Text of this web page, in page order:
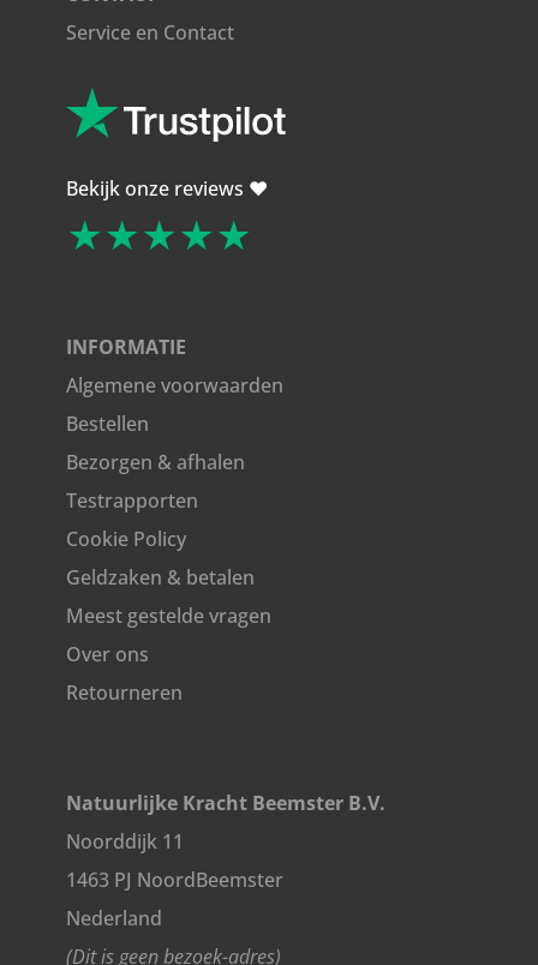
Service en Contact
Bekijk onze reviews ❤️
★★★★★
INFORMATIE
Algemene voorwaarden
Bestellen
Bezorgen & afhalen
Testrapporten
Cookie Policy
Geldzaken & betalen
Meest gestelde vragen
Over ons
Retourneren
Natuurlijke Kracht Beemster B.V.
Noorddijk 11
1463 PJ NoordBeemster
Nederland
(Dit is geen bezoek-adres)